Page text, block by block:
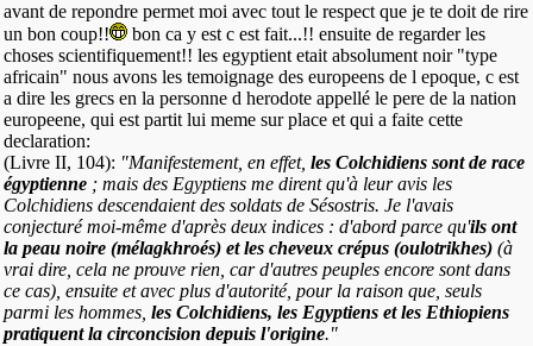
avant de repondre permet moi avec tout le respect que je te doit de rire
un bon coup!!
bon ca y est c est fait...!! ensuite de regarder les
choses scientifiquement!! les egyptient etait absolument noir "type
africain" nous avons les temoignage des europeens de l epoque, c est
a dire les grecs en la personne d herodote appellé le pere de la nation
europeene, qui est partit lui meme sur place et qui a faite cette
declaration:
(Livre II, 104): "Manifestement, en effet, les Colchidiens sont de race
égyptienne ; mais des Egyptiens me dirent qu'à leur avis les
Colchidiens descendaient des soldats de Sésostris. Je l'avais
conjecturé moi-même d'après deux indices : d'abord parce qu'ils ont
la peau noire (mélagkhroés) et les cheveux crépus (oulotrikhes) (à
vrai dire, cela ne prouve rien, car d'autres peuples encore sont dans
ce cas), ensuite et avec plus d'autorité, pour la raison que, seuls
parmi les hommes, les Colchidiens, les Egyptiens et les Ethiopiens
pratiquent la circoncision depuis l'origine."